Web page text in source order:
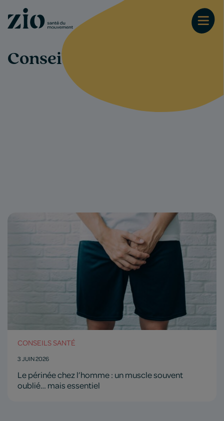
Conseils-santé
CONSEILS SANTÉ
3 JUIN 2026
Le périnée chez l’homme : un muscle souvent
oublié… mais essentiel